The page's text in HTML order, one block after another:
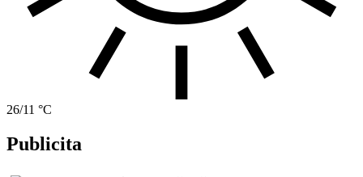
26/11 °C
Publicita